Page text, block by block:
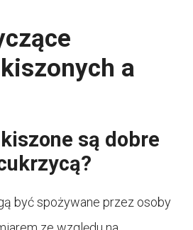
a
są dobre
być spożywane przez osoby